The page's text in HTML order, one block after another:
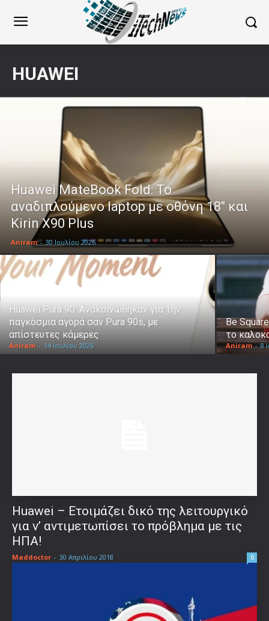
HUAWEI
Huawei MateBook Fold: Το
αναδιπλούμενο laptop με οθόνη 18″ και
Kirin X90 Plus
Aniram - 30 Ιουλίου 2026
Huawei Pura 90: Ανακοινώθηκαν για την
παγκόσμια αγορά σαν Pura 90s, με
απίστευτες κάμερες
Aniram - 14 Ιουλίου 2026
Be
το
Aniram - 8
Huawei – Ετοιμάζει δικό της λειτουργικό
για ν’ αντιμετωπίσει το πρόβλημα με τις
ΗΠΑ!
Maddoctor - 30 Απριλίου 2018 0